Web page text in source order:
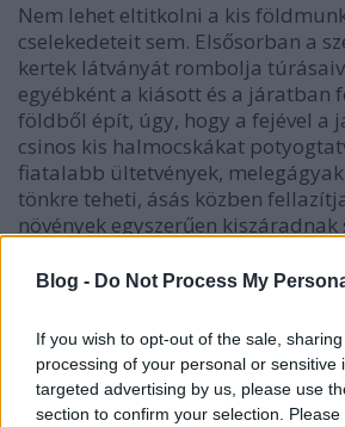
Blog - Do Not Process My
If you wish to opt-out of the sale,
processing of your personal or sensitive
targeted advertising by us, please use
section to confirm your selection.
Nem lehet eltitkolni a kis
cselekedeteit sem. Elsősorban a
kertek látványát rombolja
egyébként a kiásott és a járatban
földből épít, úgy, hogy a fejével a
csinos kis halmocskákat
fiatalabb ültetvények,
tönkre teheti, ásás közben
növények egyszerűen